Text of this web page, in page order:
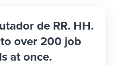
de RR. HH.
over 200 job
at once.